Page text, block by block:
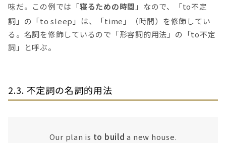
味だ。この例では「寝るための時間 」なので、「to不定
詞」の「to sleep」は、「time」（時間）を修飾してい
る。名詞を修飾しているので「形容詞的用法」の「to不定
詞」と呼ぶ。
2.3. 不定詞の名詞的用法
Our plan is to build a new house.